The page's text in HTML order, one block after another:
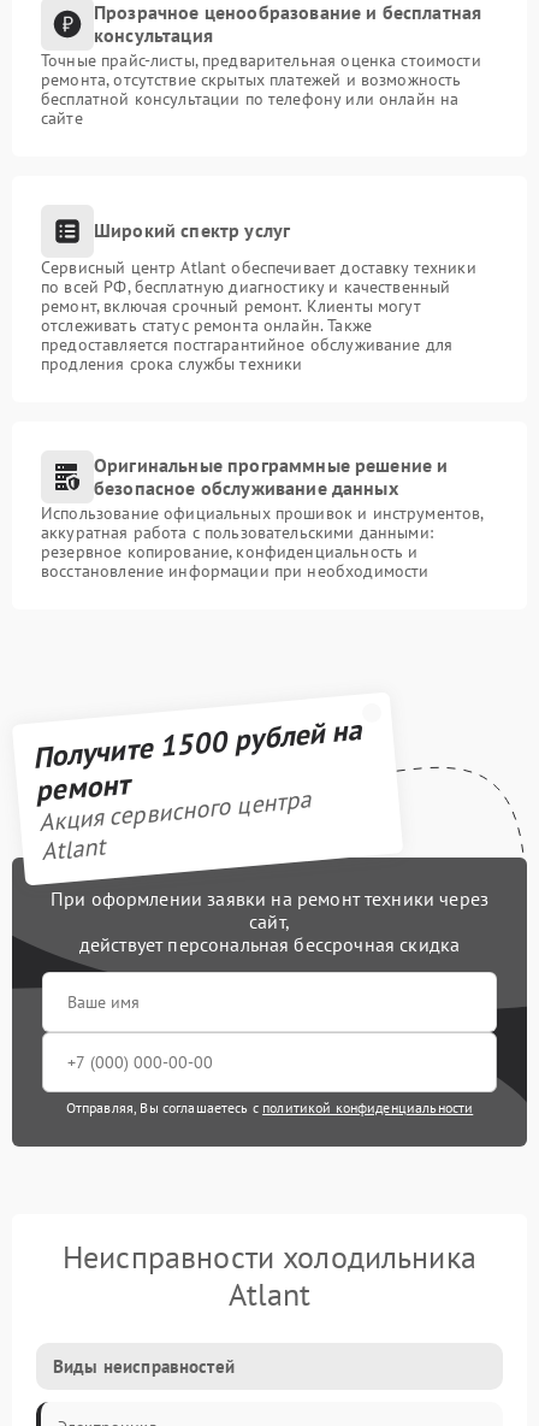
Прозрачное ценообразование и бесплатная
консультация
Точные прайс-листы, предварительная оценка стоимости
ремонта, отсутствие скрытых платежей и возможность
бесплатной консультации по телефону или онлайн на
сайте
Широкий спектр услуг
Сервисный центр Atlant обеспечивает доставку техники
по всей РФ, бесплатную диагностику и качественный
ремонт, включая срочный ремонт. Клиенты могут
отслеживать статус ремонта онлайн. Также
предоставляется постгарантийное обслуживание для
продления срока службы техники
Оригинальные программные решение и
безопасное обслуживание данных
Использование официальных прошивок и инструментов,
аккуратная работа с пользовательскими данными:
резервное копирование, конфиденциальность и
восстановление информации при необходимости
Получите 1500 рублей на
ремонт
Акция сервисного центра
Atlant
При оформлении заявки на ремонт техники через
сайт,
действует персональная бессрочная скидка
Отправляя, Вы соглашаетесь с политикой конфиденциальности
Неисправности холодильника
Atlant
Виды неисправностей